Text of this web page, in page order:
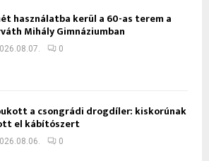
használatba kerül a 60-as terem a
Mihály Gimnáziumban
0
a csongrádi drogdíler: kiskorúnak
el kábítószert
0